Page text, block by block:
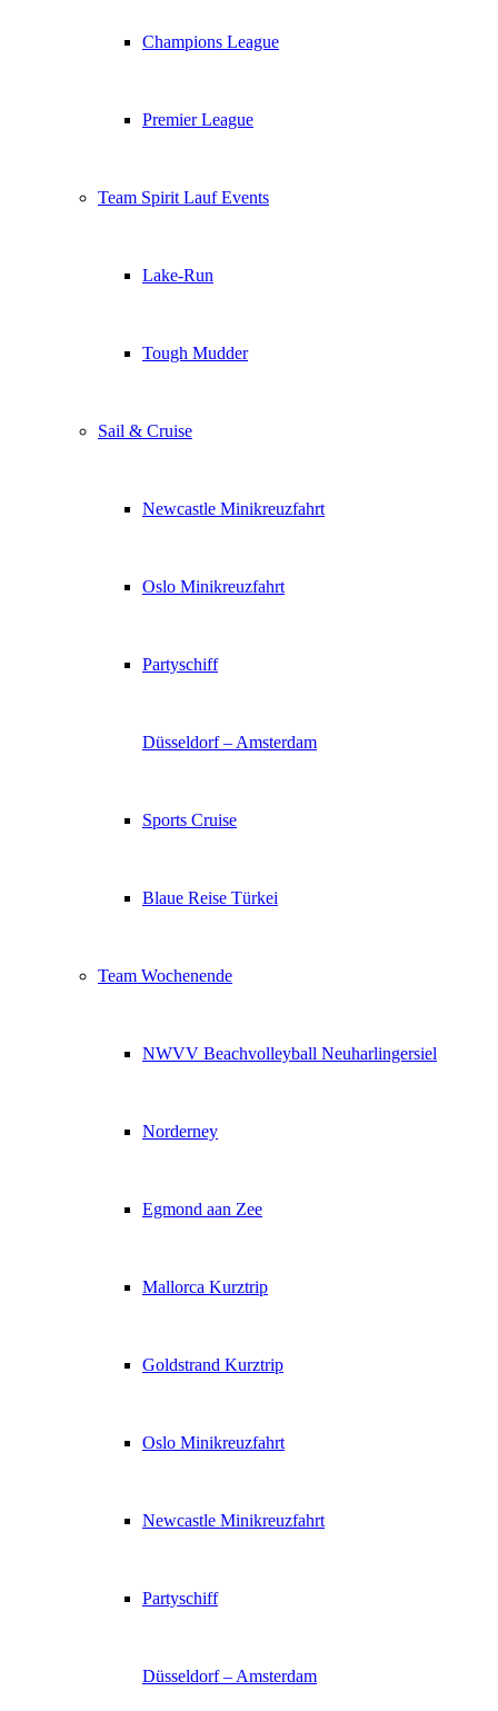
Champions League
Premier League
Team Spirit Lauf Events
Lake-Run
Tough Mudder
Sail & Cruise
Newcastle Minikreuzfahrt
Oslo Minikreuzfahrt
Partyschiff
Düsseldorf – Amsterdam
Sports Cruise
Blaue Reise Türkei
Team Wochenende
NWVV Beachvolleyball Neuharlingersiel
Norderney
Egmond aan Zee
Mallorca Kurztrip
Goldstrand Kurztrip
Oslo Minikreuzfahrt
Newcastle Minikreuzfahrt
Partyschiff
Düsseldorf – Amsterdam